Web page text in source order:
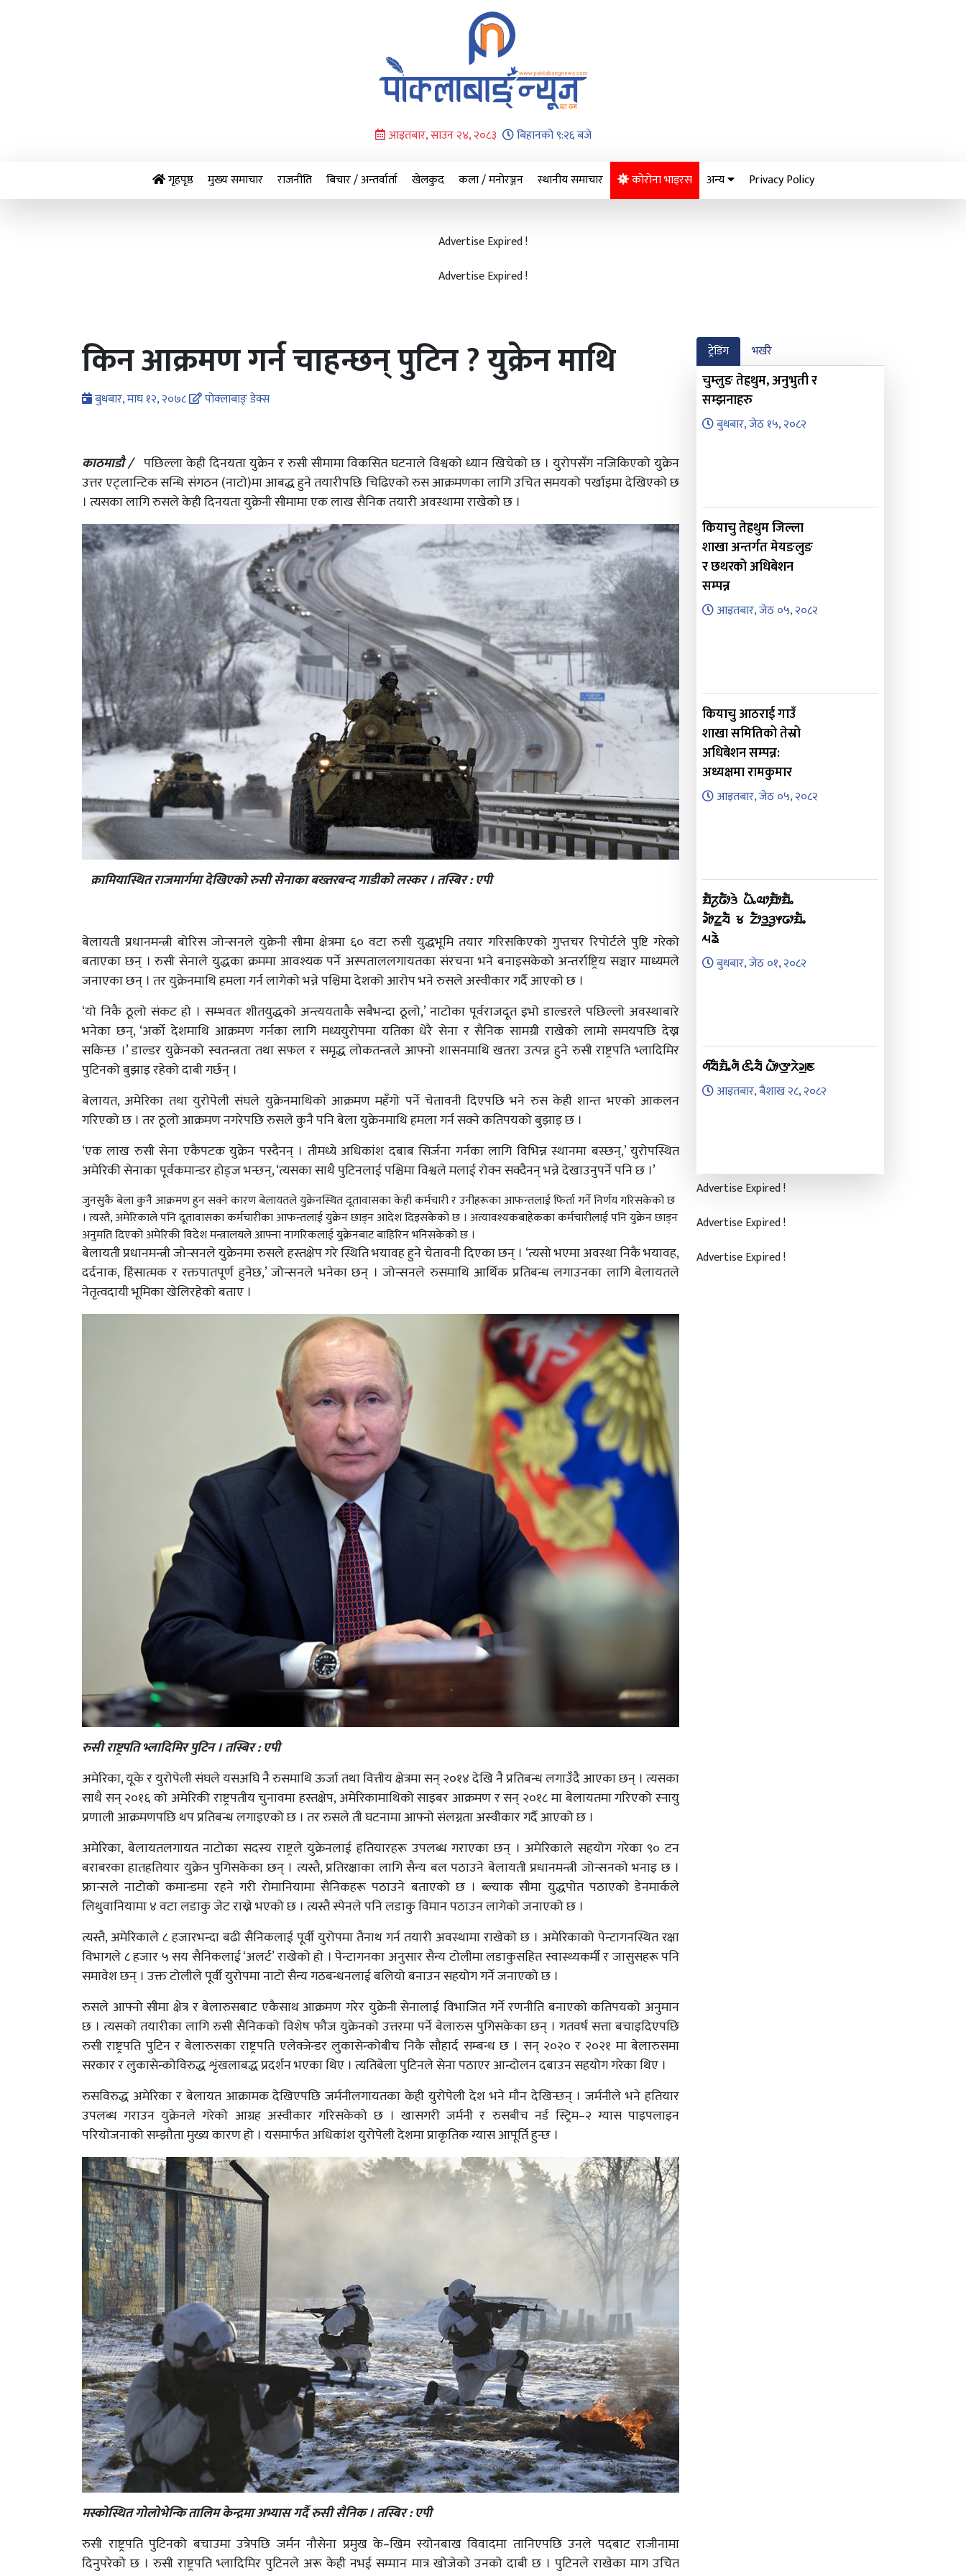
आइतबार, साउन २४, २०८३ बिहानको ९:२६ बजे
गृहपृष्ठ मुख्य समाचार राजनीति बिचार / अन्तर्वार्ता खेलकुद कला / मनोरञ्जन स्थानीय समाचार कोरोना भाइरस अन्य Privacy Policy
Advertise Expired !
Advertise Expired !
किन आक्रमण गर्न चाहन्छन् पुटिन ? युक्रेन माथि
बुधबार, माघ १२, २०७८ पोक्लाबाङ् डेक्स
काठमाडौ / पछिल्ला केही दिनयता युक्रेन र रुसी सीमामा विकसित घटनाले विश्वको ध्यान खिचेको छ । युरोपसँग नजिकिएको युक्रेन
उत्तर एट्लान्टिक सन्धि संगठन (नाटो)मा आबद्ध हुने तयारीपछि चिढिएको रुस आक्रमणका लागि उचित समयको पर्खाइमा देखिएको छ
। त्यसका लागि रुसले केही दिनयता युक्रेनी सीमामा एक लाख सैनिक तयारी अवस्थामा राखेको छ ।
क्रामियास्थित राजमार्गमा देखिएको रुसी सेनाका बख्तरबन्द गाडीको लस्कर । तस्बिर : एपी
बेलायती प्रधानमन्त्री बोरिस जोन्सनले युक्रेनी सीमा क्षेत्रमा ६० वटा रुसी युद्धभूमि तयार गरिसकिएको गुप्तचर रिपोर्टले पुष्टि गरेको
बताएका छन् । रुसी सेनाले युद्धका क्रममा आवश्यक पर्ने अस्पताललगायतका संरचना भने बनाइसकेको अन्तर्राष्ट्रिय सञ्चार माध्यमले
जनाएका छन् । तर युक्रेनमाथि हमला गर्न लागेको भन्ने पश्चिमा देशको आरोप भने रुसले अस्वीकार गर्दै आएको छ ।
‘यो निकै ठूलो संकट हो । सम्भवतः शीतयुद्धको अन्त्ययताकै सबैभन्दा ठूलो,’ नाटोका पूर्वराजदूत इभो डाल्डरले पछिल्लो अवस्थाबारे
भनेका छन्, ‘अर्को देशमाथि आक्रमण गर्नका लागि मध्ययुरोपमा यतिका धेरै सेना र सैनिक सामग्री राखेको लामो समयपछि देख्न
सकिन्छ ।’ डाल्डर युक्रेनको स्वतन्त्रता तथा सफल र समृद्ध लोकतन्त्रले आफ्नो शासनमाथि खतरा उत्पन्न हुने रुसी राष्ट्रपति भ्लादिमिर
पुटिनको बुझाइ रहेको दाबी गर्छन् ।
बेलायत, अमेरिका तथा युरोपेली संघले युक्रेनमाथिको आक्रमण महँगो पर्ने चेतावनी दिएपछि भने रुस केही शान्त भएको आकलन
गरिएको छ । तर ठूलो आक्रमण नगरेपछि रुसले कुनै पनि बेला युक्रेनमाथि हमला गर्न सक्ने कतिपयको बुझाइ छ ।
‘एक लाख रुसी सेना एकैपटक युक्रेन पस्दैनन् । तीमध्ये अधिकांश दबाब सिर्जना गर्नका लागि विभिन्न स्थानमा बस्छन्,’ युरोपस्थित
अमेरिकी सेनाका पूर्वकमान्डर होड्ज भन्छन्, ‘त्यसका साथै पुटिनलाई पश्चिमा विश्वले मलाई रोक्न सक्दैनन् भन्ने देखाउनुपर्ने पनि छ ।’
जुनसुकै बेला कुनै आक्रमण हुन सक्ने कारण बेलायतले युक्रेनस्थित दूतावासका केही कर्मचारी र उनीहरूका आफन्तलाई फिर्ता गर्ने निर्णय गरिसकेको छ
। त्यस्तै, अमेरिकाले पनि दूतावासका कर्मचारीका आफन्तलाई युक्रेन छाड्न आदेश दिइसकेको छ । अत्यावश्यकबाहेकका कर्मचारीलाई पनि युक्रेन छाड्न
अनुमति दिएको अमेरिकी विदेश मन्त्रालयले आफ्ना नागरिकलाई युक्रेनबाट बाहिरिन भनिसकेको छ ।
बेलायती प्रधानमन्त्री जोन्सनले युक्रेनमा रुसले हस्तक्षेप गरे स्थिति भयावह हुने चेतावनी दिएका छन् । ‘त्यसो भएमा अवस्था निकै भयावह,
दर्दनाक, हिंसात्मक र रक्तपातपूर्ण हुनेछ,’ जोन्सनले भनेका छन् । जोन्सनले रुसमाथि आर्थिक प्रतिबन्ध लगाउनका लागि बेलायतले
नेतृत्वदायी भूमिका खेलिरहेको बताए ।
रुसी राष्ट्रपति भ्लादिमिर पुटिन । तस्बिर : एपी
अमेरिका, यूके र युरोपेली संघले यसअघि नै रुसमाथि ऊर्जा तथा वित्तीय क्षेत्रमा सन् २०१४ देखि नै प्रतिबन्ध लगाउँदै आएका छन् । त्यसका
साथै सन् २०१६ को अमेरिकी राष्ट्रपतीय चुनावमा हस्तक्षेप, अमेरिकामाथिको साइबर आक्रमण र सन् २०१८ मा बेलायतमा गरिएको स्नायु
प्रणाली आक्रमणपछि थप प्रतिबन्ध लगाइएको छ । तर रुसले ती घटनामा आफ्नो संलग्नता अस्वीकार गर्दै आएको छ ।
अमेरिका, बेलायतलगायत नाटोका सदस्य राष्ट्रले युक्रेनलाई हतियारहरू उपलब्ध गराएका छन् । अमेरिकाले सहयोग गरेका ९० टन
बराबरका हातहतियार युक्रेन पुगिसकेका छन् । त्यस्तै, प्रतिरक्षाका लागि सैन्य बल पठाउने बेलायती प्रधानमन्त्री जोन्सनको भनाइ छ ।
फ्रान्सले नाटोको कमान्डमा रहने गरी रोमानियामा सैनिकहरू पठाउने बताएको छ । ब्ल्याक सीमा युद्धपोत पठाएको डेनमार्कले
लिथुवानियामा ४ वटा लडाकु जेट राख्ने भएको छ । त्यस्तै स्पेनले पनि लडाकु विमान पठाउन लागेको जनाएको छ ।
त्यस्तै, अमेरिकाले ८ हजारभन्दा बढी सैनिकलाई पूर्वी युरोपमा तैनाथ गर्न तयारी अवस्थामा राखेको छ । अमेरिकाको पेन्टागनस्थित रक्षा
विभागले ८ हजार ५ सय सैनिकलाई ‘अलर्ट’ राखेको हो । पेन्टागनका अनुसार सैन्य टोलीमा लडाकुसहित स्वास्थ्यकर्मी र जासुसहरू पनि
समावेश छन् । उक्त टोलीले पूर्वी युरोपमा नाटो सैन्य गठबन्धनलाई बलियो बनाउन सहयोग गर्ने जनाएको छ ।
रुसले आफ्नो सीमा क्षेत्र र बेलारुसबाट एकैसाथ आक्रमण गरेर युक्रेनी सेनालाई विभाजित गर्ने रणनीति बनाएको कतिपयको अनुमान
छ । त्यसको तयारीका लागि रुसी सैनिकको विशेष फौज युक्रेनको उत्तरमा पर्ने बेलारुस पुगिसकेका छन् । गतवर्ष सत्ता बचाइदिएपछि
रुसी राष्ट्रपति पुटिन र बेलारुसका राष्ट्रपति एलेक्जेन्डर लुकासेन्कोबीच निकै सौहार्द सम्बन्ध छ । सन् २०२० र २०२१ मा बेलारुसमा
सरकार र लुकासेन्कोविरुद्ध शृंखलाबद्ध प्रदर्शन भएका थिए । त्यतिबेला पुटिनले सेना पठाएर आन्दोलन दबाउन सहयोग गरेका थिए ।
रुसविरुद्ध अमेरिका र बेलायत आक्रामक देखिएपछि जर्मनीलगायतका केही युरोपेली देश भने मौन देखिन्छन् । जर्मनीले भने हतियार
उपलब्ध गराउन युक्रेनले गरेको आग्रह अस्वीकार गरिसकेको छ । खासगरी जर्मनी र रुसबीच नर्ड स्ट्रिम–२ ग्यास पाइपलाइन
परियोजनाको सम्झौता मुख्य कारण हो । यसमार्फत अधिकांश युरोपेली देशमा प्राकृतिक ग्यास आपूर्ति हुन्छ ।
मस्कोस्थित गोलोभेन्कि तालिम केन्द्रमा अभ्यास गर्दै रुसी सैनिक । तस्बिर : एपी
रुसी राष्ट्रपति पुटिनको बचाउमा उत्रेपछि जर्मन नौसेना प्रमुख के–खिम स्योनबाख विवादमा तानिएपछि उनले पदबाट राजीनामा
दिनुपरेको छ । रुसी राष्ट्रपति भ्लादिमिर पुटिनले अरू केही नभई सम्मान मात्र खोजेको उनको दाबी छ । पुटिनले राखेका माग उचित
ट्रेडिंग भर्खरै
चुम्लुङ तेह्रथुम, अनुभुती र
सम्झनाहरु
बुधबार, जेठ १५, २०८२
कियाचु तेह्रथुम जिल्ला
शाखा अन्तर्गत मेयङलुङ
र छथरको अधिबेशन
सम्पन्न
आइतबार, जेठ ०५, २०८२
कियाचु आठराई गाउँ
शाखा समितिको तेस्रो
अधिबेशन सम्पन्न:
अध्यक्षमा रामकुमार
आइतबार, जेठ ०५, २०८२
ᤀᤠᤖᤢᤒᤥᤋᤧ ᤐᤠᤱᤓᤣ᤹ᤀᤥᤀᤠᤱ
ᤆᤥᤁ᤻ᤔᤠ ᤃ ᤁᤥᤋ᤻ᤋᤢᤶᤒᤣᤀᤠᤱ
ᤘᤕᤧ
बुधबार, जेठ ०१, २०८२
ᤛᤡᤔᤠᤀᤠᤱᤛᤠ ᤜᤡᤱᤔᤠ ᤐᤥᤅ᤻ᤖᤧᤆ᤻ᤇ
आइतबार, बैशाख २८, २०८२
Advertise Expired !
Advertise Expired !
Advertise Expired !